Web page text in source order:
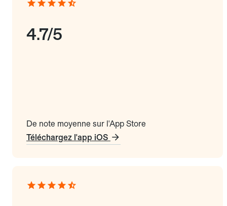
4.7/5
De note moyenne sur l'App Store
Téléchargez l'app iOS